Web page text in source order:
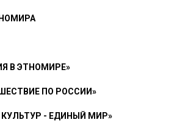
В ЭТНОМИРЕ»
ПО РОССИИ»
- ЕДИНЫЙ МИР»